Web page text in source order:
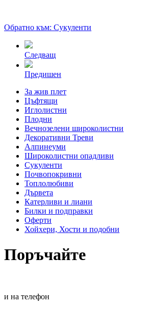
Обратно към: Сукуленти
Следващ
Предишен
За жив плет
Цъфтящи
Иглолистни
Плодни
Вечнозелени широколистни
Декоративни Треви
Алпинеуми
Широколистни опадливи
Сукуленти
Почвопокривни
Топлолюбиви
Дървета
Катерливи и лиани
Билки и подправки
Оферти
Хойхери, Хости и подобни
Поръчайте
и на телефон